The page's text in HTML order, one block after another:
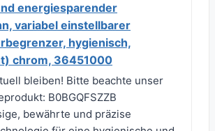
energiesparender
variabel einstellbarer
hygienisch,
chrom, 36451000
bleiben! Bitte beachte unser
B0BGQFSZZB
bewährte und präzise